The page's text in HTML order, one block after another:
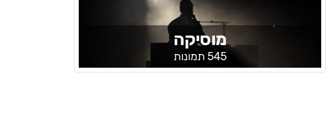
מוסיקה
545 תמונות